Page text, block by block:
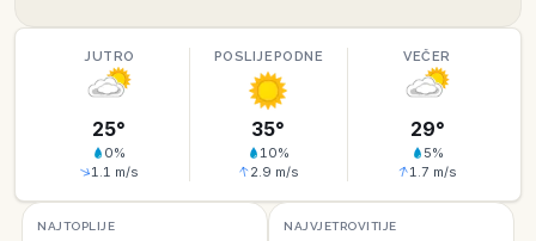
JUTRO
25°
0%
1.1 m/s
POSLIJEPODNE
35°
10%
2.9 m/s
VEČER
29°
5%
1.7 m/s
NAJTOPLIJE NAJVJETROVITIJE